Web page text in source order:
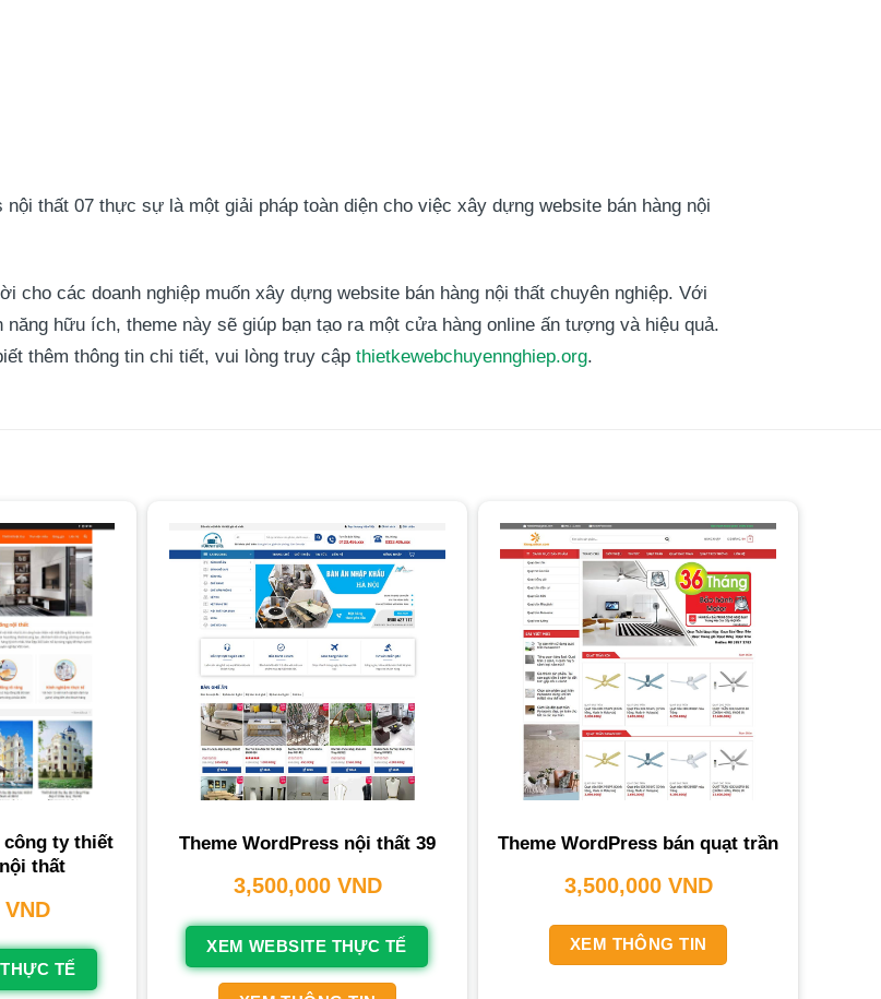
thất 07 thực sự là một giải pháp toàn diện cho việc xây dựng website bán hàng nội
cho các doanh nghiệp muốn xây dựng website bán hàng nội thất chuyên nghiệp. Với
hữu ích, theme này sẽ giúp bạn tạo ra một cửa hàng online ấn tượng và hiệu quả.
thêm thông tin chi tiết, vui lòng truy cập thietkewebchuyennghiep.org.
công ty thiết
thất
VND
TẾ
Theme WordPress nội thất 39
3,500,000 VND
XEM WEBSITE THỰC TẾ
Theme WordPress bán quạt trần
3,500,000 VND
XEM THÔNG TIN